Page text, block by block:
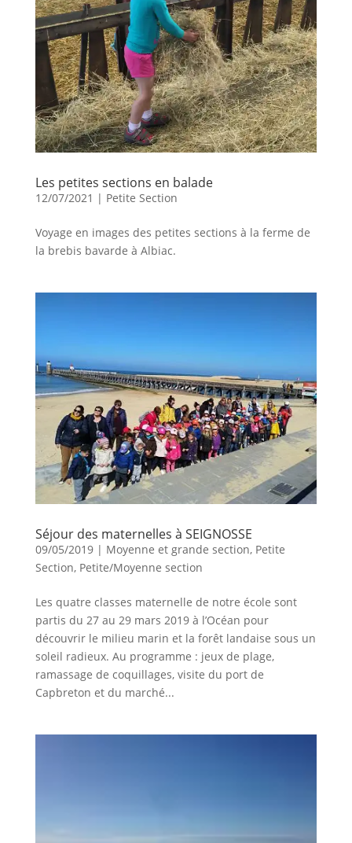
Les petites sections en balade
12/07/2021 | Petite Section
Voyage en images des petites sections à la ferme de
la brebis bavarde à Albiac.
Séjour des maternelles à SEIGNOSSE
09/05/2019| Moyenne et grande section, Petite
Section, Petite/Moyenne section
Les quatre classes maternelle de notre école sont
partis du 27 au 29 mars 2019 à l’Océan pour
découvrir le milieu marin et la forêt landaise sous un
soleil radieux. Au programme : jeux de plage,
ramassage de coquillages, visite du port de
Capbreton et du marché...